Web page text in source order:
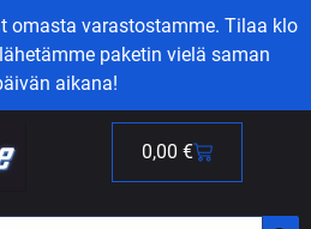
omasta varastostamme. Tilaa klo
paketin vielä saman
aikana!
0,00 €